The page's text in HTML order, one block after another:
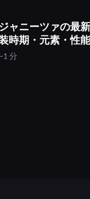
ャニーツァの最
時期・元素・性
分